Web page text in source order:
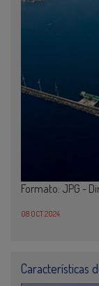
Formato: JPG -
08 OCT 2024
Características